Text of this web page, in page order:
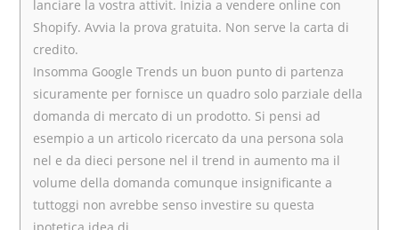
lanciare la vostra attivit. Inizia a vendere online con
Shopify. Avvia la prova gratuita. Non serve la carta di
credito.
Insomma Google Trends un buon punto di partenza
sicuramente per fornisce un quadro solo parziale della
domanda di mercato di un prodotto. Si pensi ad
esempio a un articolo ricercato da una persona sola
nel e da dieci persone nel il trend in aumento ma il
volume della domanda comunque insignificante a
tuttoggi non avrebbe senso investire su questa
ipotetica idea di